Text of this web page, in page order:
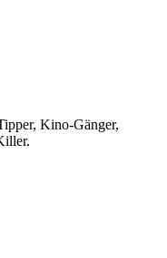
Kino-Gänger,